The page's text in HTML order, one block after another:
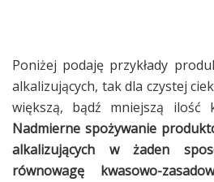
Poniżej podaję przykłady
alkalizujących, tak dla czystej
większą, bądź mniejszą ilość
Nadmierne spożywanie
alkalizujących w żaden
równowagę kwasowo-